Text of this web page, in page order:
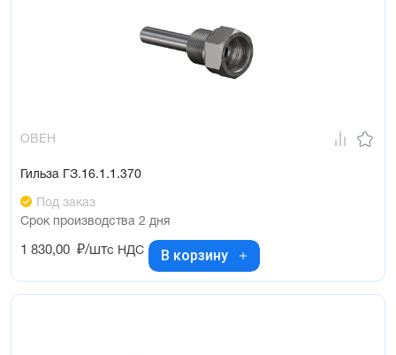
ОВЕН
Гильза ГЗ.16.1.1.370
Под заказ
Срок производства 2 дня
1 830,00 ₽/штс НДС В корзину